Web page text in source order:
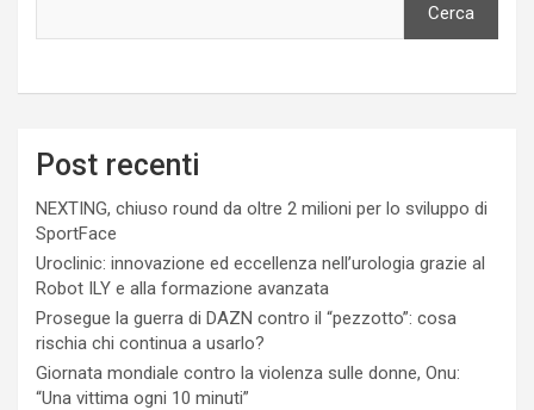
Cerca
Post recenti
NEXTING, chiuso round da oltre 2 milioni per lo sviluppo di
SportFace
Uroclinic: innovazione ed eccellenza nell’urologia grazie al
Robot ILY e alla formazione avanzata
Prosegue la guerra di DAZN contro il “pezzotto”: cosa
rischia chi continua a usarlo?
Giornata mondiale contro la violenza sulle donne, Onu:
“Una vittima ogni 10 minuti”